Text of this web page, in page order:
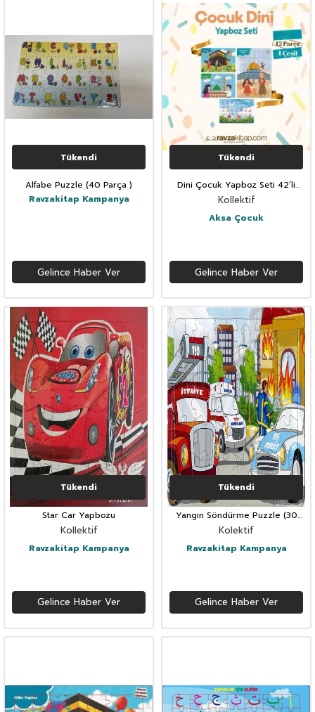
Tükendi
Alfabe Puzzle (40 Parça )
Ravzakitap Kampanya
Gelince Haber Ver
Tükendi
Dini Çocuk Yapboz Seti 42’li
Parça
Kollektif
Aksa Çocuk
Gelince Haber Ver
Tükendi
Star Car Yapbozu
Kollektif
Ravzakitap Kampanya
Gelince Haber Ver
Tükendi
Yangın Söndürme Puzzle (30
Parça)
Kolektif
Ravzakitap Kampanya
Gelince Haber Ver